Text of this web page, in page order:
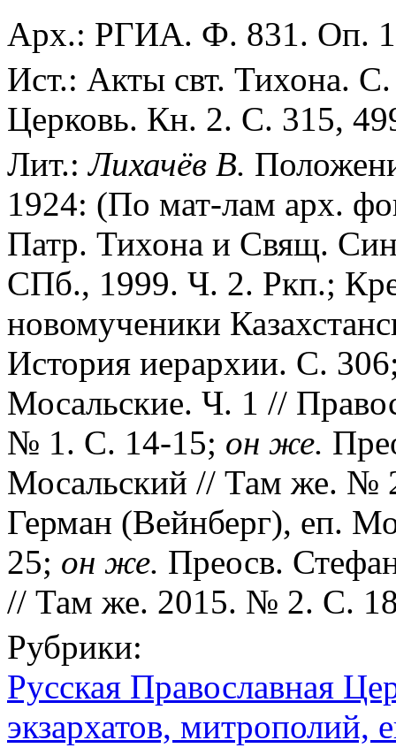
Арх.: РГИА. Ф. 831. Оп.
Ист.: Акты свт. Тихона.
Церковь. Кн. 2. С. 315,
Лит.:Лихачёв В.
1924: (По мат-лам арх.
Патр. Тихона и Свящ.
СПб., 1999. Ч. 2. Ркп.;
новомученики
История иерархии. С.
Мосальские. Ч. 1 //
№ 1. С. 14-15; он же.
Мосальский // Там же. №
Герман (Вейнберг), еп.
25; он же. Преосв.
// Там же. 2015. № 2. С.
Рубрики:
Русская Православная
экзархатов, митрополий,